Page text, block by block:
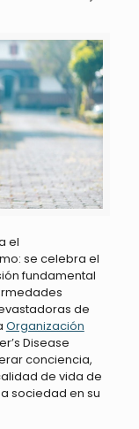
el
se celebra el
fundamental
de
Organización
Disease
conciencia,
de vida de
sociedad en su